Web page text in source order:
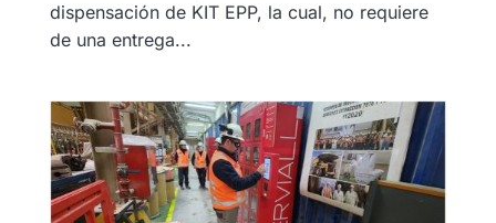
dispensación de KIT EPP, la cual, no requiere
de una entrega...